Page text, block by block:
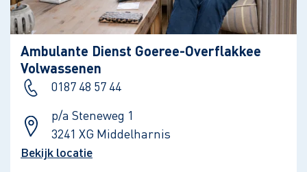
Ambulante Dienst Goeree-Overflakkee
Volwassenen
0187 48 57 44
p/a Steneweg 1
3241 XG Middelharnis
Bekijk locatie